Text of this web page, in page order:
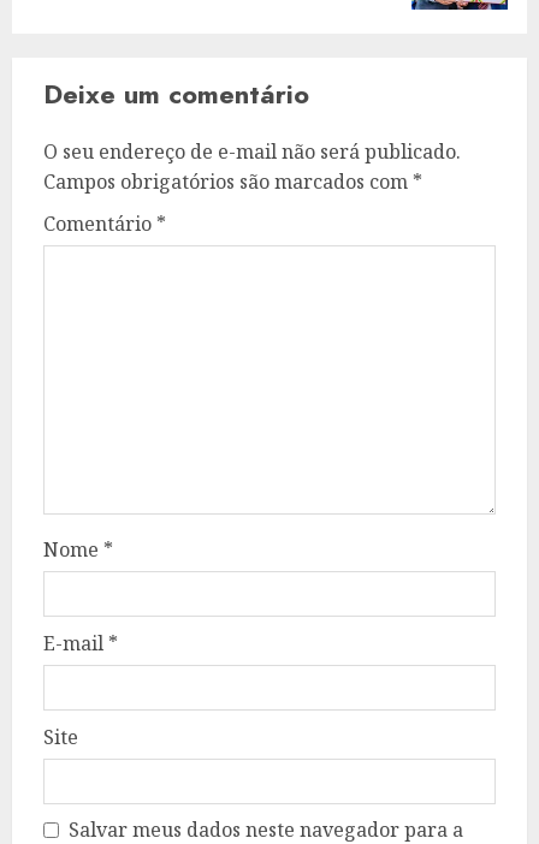
Deixe um comentário
O seu endereço de e-mail não será publicado.
Campos obrigatórios são marcados com *
Comentário *
Nome *
E-mail *
Site
Salvar meus dados neste navegador para a